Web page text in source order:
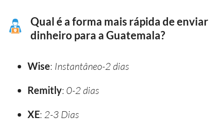
Qual é a forma mais rápida de enviar
dinheiro para a Guatemala?
Wise: Instantâneo-2 dias
Remitly: 0-2 dias
XE: 2-3 Dias